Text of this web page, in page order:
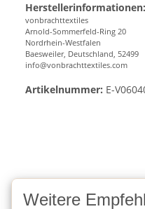
Herstellerinformationen:
vonbrachttextiles
Arnold-Sommerfeld-Ring 20
Nordrhein-Westfalen
Baesweiler, Deutschland, 52499
info@vonbrachttextiles.com
Artikelnummer: E-
Weitere